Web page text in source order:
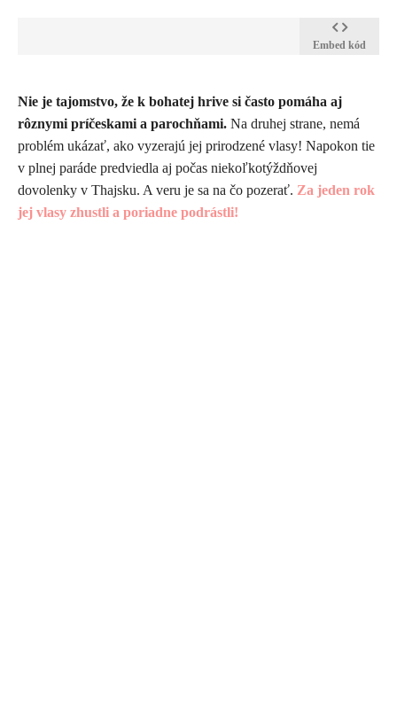
Embed kód
​Nie je tajomstvo, že k bohatej hrive si často pomáha aj
rôznymi príčeskami a parochňami. Na druhej strane, nemá
problém ukázať, ako vyzerajú jej prirodzené vlasy! Napokon tie
v plnej paráde predviedla aj počas niekoľkotýždňovej
dovolenky v Thajsku. A veru je sa na čo pozerať. Za jeden rok
jej vlasy zhustli a poriadne podrástli!